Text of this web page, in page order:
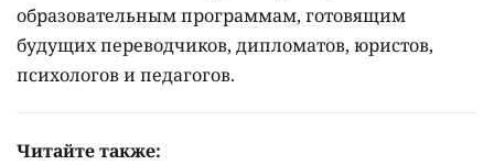
образовательным программам, готовящим
будущих переводчиков, дипломатов, юристов,
психологов и педагогов.
Читайте также: